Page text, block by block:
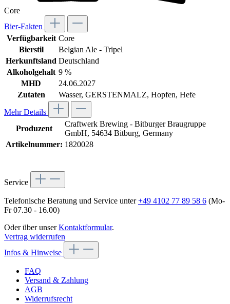
Core
Bier-Fakten
Verfügbarkeit Core
Bierstil
Belgian Ale - Tripel
Herkunftsland Deutschland
Alkoholgehalt 9 %
MHD
24.06.2027
Zutaten
Wasser, GERSTENMALZ, Hopfen, Hefe
Mehr Details
Produzent
Craftwerk Brewing - Bitburger Braugruppe
GmbH, 54634 Bitburg, Germany
Artikelnummer: 1820028
Service
Telefonische Beratung und Service unter+49 4102 77 89 58 6 (Mo-
Fr 07.30 - 16.00)
Oder über unserKontaktformular.
Vertrag widerrufen
Infos & Hinweise
FAQ
Versand & Zahlung
AGB
Widerrufsrecht